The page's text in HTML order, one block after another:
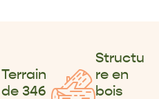
Terrain
de 346
Structu
re en
bois